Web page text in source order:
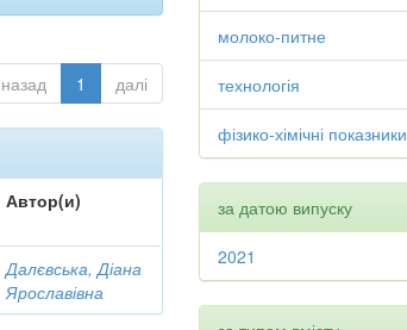
назад 1 далі
Автор(и)
Далєвська, Діана
Ярославівна
молоко-питне
технологія
фізико-хімічні показники
за датою випуску
2021